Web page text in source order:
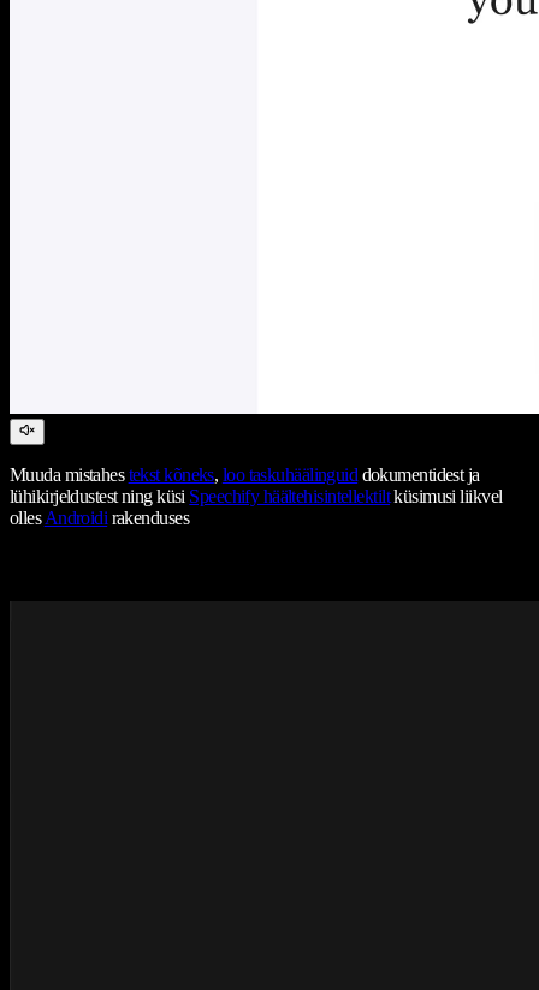
Muuda mistahestekst kõneks, loo taskuhäälinguiddokumentidest ja
lühikirjeldustest ning küsi Speechify häältehisintellektiltküsimusi liikvel
ollesAndroidirakenduses